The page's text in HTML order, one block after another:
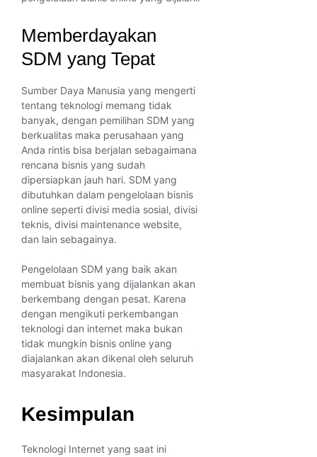
Memberdayakan
SDM yang Tepat
Sumber Daya Manusia yang mengerti
tentang teknologi memang tidak
banyak, dengan pemilihan SDM yang
berkualitas maka perusahaan yang
Anda rintis bisa berjalan sebagaimana
rencana bisnis yang sudah
dipersiapkan jauh hari. SDM yang
dibutuhkan dalam pengelolaan bisnis
online seperti divisi media sosial, divisi
teknis, divisi maintenance website,
dan lain sebagainya.
Pengelolaan SDM yang baik akan
membuat bisnis yang dijalankan akan
berkembang dengan pesat. Karena
dengan mengikuti perkembangan
teknologi dan internet maka bukan
tidak mungkin bisnis online yang
diajalankan akan dikenal oleh seluruh
masyarakat Indonesia.
Kesimpulan
Teknologi Internet yang saat ini